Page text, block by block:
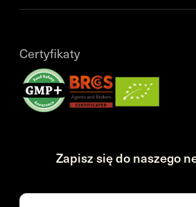
Certyfikaty
Zapisz się do naszego